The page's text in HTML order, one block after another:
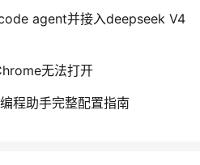
agent并接入deepseek V4
无法打开
程助手完整配置指南